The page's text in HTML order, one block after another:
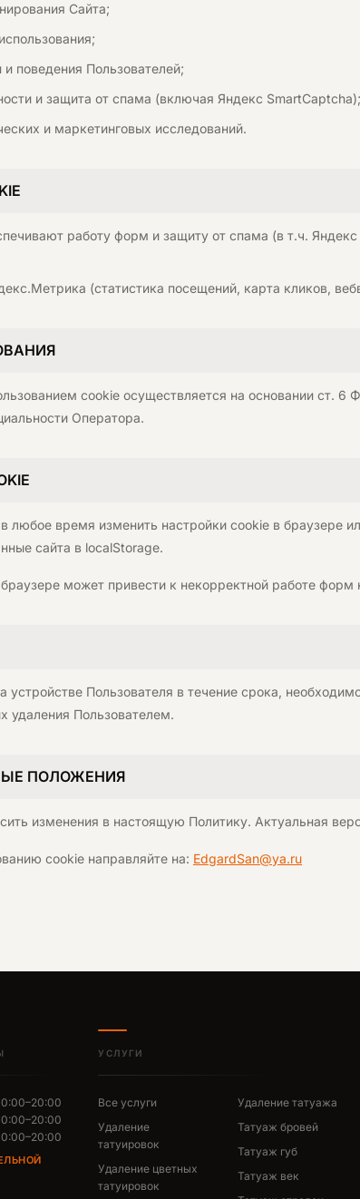
Сайта;
поведения Пользователей;
и защита от спама (включая Яндекс SmartCaptcha);
и маркетинговых исследований.
работу форм и защиту от спама (в т.ч.
(статистика посещений, карта кликов,
cookie осуществляется на основании ст. 6
Оператора.
любое время изменить настройки cookie в браузере
сайта в localStorage.
может привести к некорректной работе форм
устройстве Пользователя в течение срока,
удаления Пользователем.
ПОЛОЖЕНИЯ
изменения в настоящую Политику. Актуальная
cookie направляйте на: EdgardSan@ya.ru
УСЛУГИ
Все услуги
Удаление
татуировок
Удаление цветных
татуировок
Удаление татуажа
Татуаж бровей
Татуаж губ
Татуаж век